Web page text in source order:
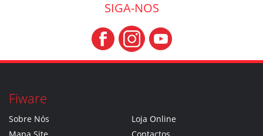
SIGA-NOS
Fiware
Sobre Nós
Loja Online